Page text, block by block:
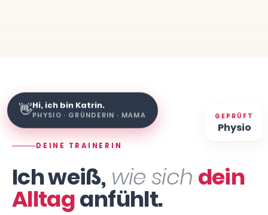
👋Hi, ich bin Katrin.
PHYSIO · GRÜNDERIN · MAMA GEPRÜFT
Physio
DEINE TRAINERIN
Ich weiß, wie sich dein
Alltaganfühlt.